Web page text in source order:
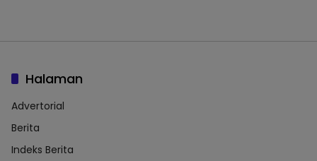
Halaman
Advertorial
Berita
Indeks Berita